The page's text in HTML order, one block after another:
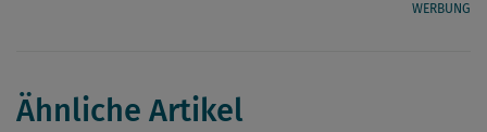
WERBUNG
Ähnliche Artikel